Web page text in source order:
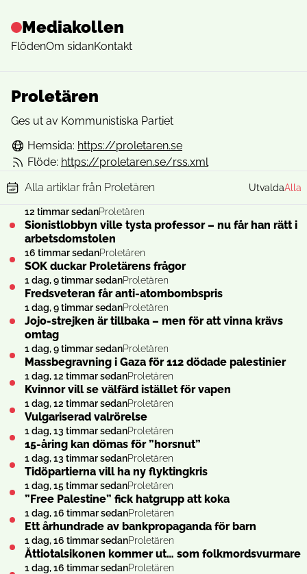
Mediakollen
FlödenOm sidanKontakt
Proletären
Ges ut av Kommunistiska Partiet
Hemsida: https://proletaren.se
Flöde: https://proletaren.se/rss.xml
Alla artiklar från Proletären
UtvaldaAlla
12 timmar sedanProletären
Sionistlobbyn ville tysta professor – nu får han rätt i
arbetsdomstolen
16 timmar sedanProletären
SOK duckar Proletärens frågor
1 dag, 9 timmar sedanProletären
Fredsveteran får anti-atombombspris
1 dag, 9 timmar sedanProletären
Jojo-strejken är tillbaka – men för att vinna krävs
omtag
1 dag, 9 timmar sedanProletären
Massbegravning i Gaza för 112 dödade palestinier
1 dag, 12 timmar sedanProletären
Kvinnor vill se välfärd istället för vapen
1 dag, 12 timmar sedanProletären
Vulgariserad valrörelse
1 dag, 13 timmar sedanProletären
15-åring kan dömas för ”horsnut”
1 dag, 13 timmar sedanProletären
Tidöpartierna vill ha ny flyktingkris
1 dag, 15 timmar sedanProletären
”Free Palestine” fick hatgrupp att koka
1 dag, 16 timmar sedanProletären
Ett århundrade av bankpropaganda för barn
1 dag, 16 timmar sedanProletären
Åttiotalsikonen kommer ut… som folkmordsvurmare
1 dag, 16 timmar sedanProletären